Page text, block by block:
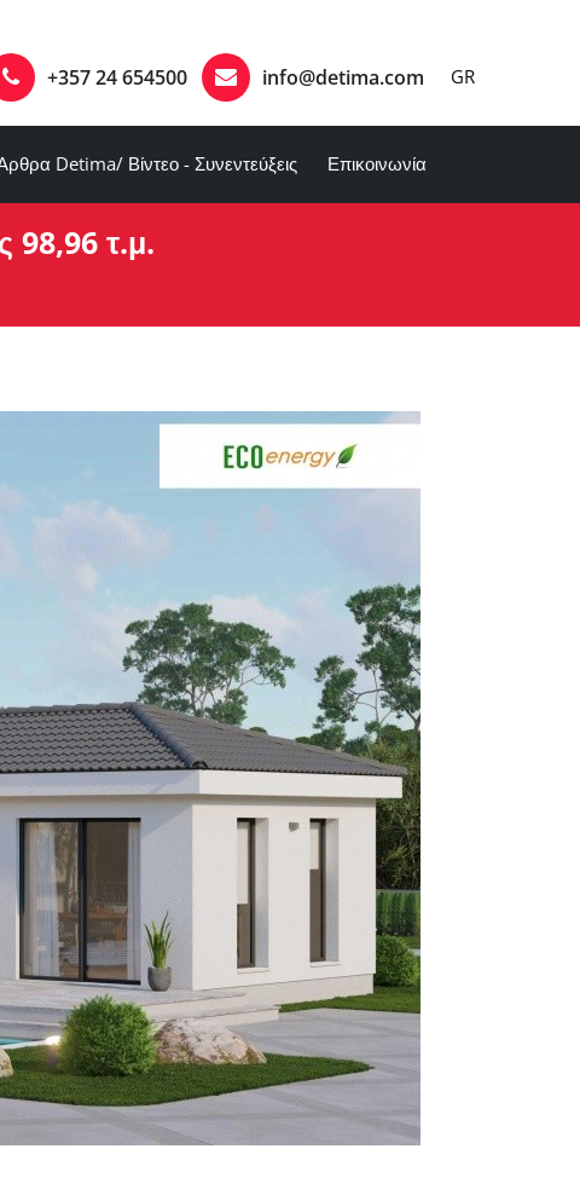
+357 24 654500 info@detima.com GR
Detima/ Βίντεο - Συνεντεύξεις Επικοινωνία
98,96 τ.μ.